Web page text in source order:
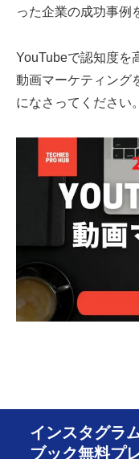
った企業の成功事例
YouTubeで認知度を
動画マーケティング
になさってください。
インスタグラ
ブック無料プ